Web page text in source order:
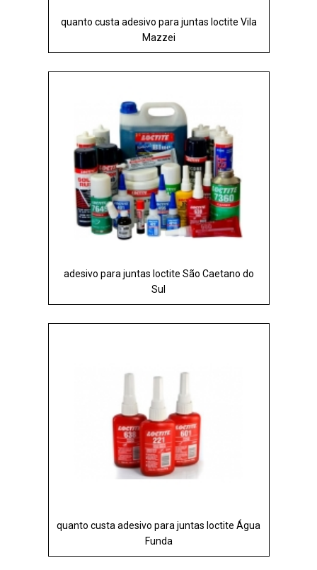
quanto custa adesivo para juntas loctite Vila
Mazzei
adesivo para juntas loctite São Caetano do
Sul
quanto custa adesivo para juntas loctite Água
Funda